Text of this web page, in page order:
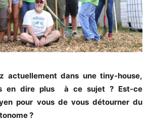
actuellement dans une tiny-house,
en dire plus à ce sujet ? Est-ce
pour vous de vous détourner du
?